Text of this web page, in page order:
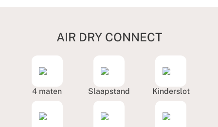
AIR DRY CONNECT
4 maten Slaapstand Kinderslot